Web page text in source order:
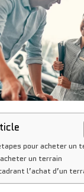
pour acheter un
un terrain
l’achat d’un